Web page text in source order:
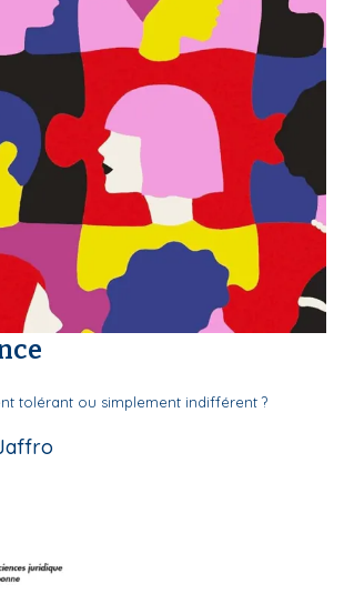
tolérant ou simplement indifférent ?